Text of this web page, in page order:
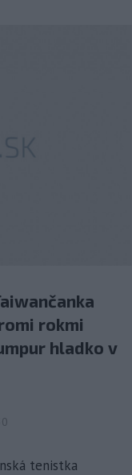
rokmi
hladko v
tenistka